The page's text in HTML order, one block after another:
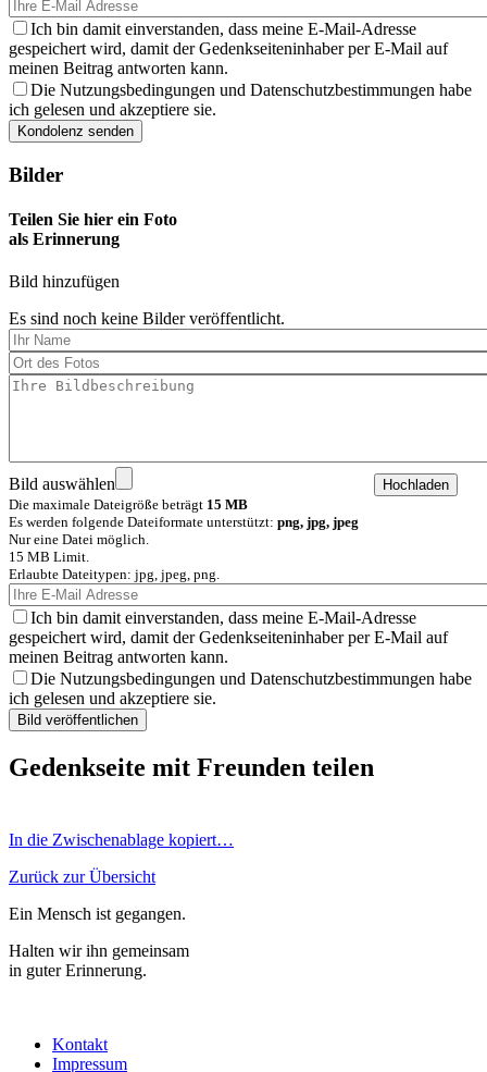
Ich bin damit einverstanden, dass meine E-Mail-Adresse
gespeichert wird, damit der Gedenkseiteninhaber per E-Mail auf
meinen Beitrag antworten kann.
Die Nutzungsbedingungen und Datenschutzbestimmungen habe
ich gelesen und akzeptiere sie.
Bilder
Teilen Sie hier ein Foto
als Erinnerung
Bild hinzufügen
Es sind noch keine Bilder veröffentlicht.
Bild auswählen
Die maximale Dateigröße beträgt 15 MB
Es werden folgende Dateiformate unterstützt: png, jpg, jpeg
Nur eine Datei möglich.
15 MB Limit.
Erlaubte Dateitypen: jpg, jpeg, png.
Ich bin damit einverstanden, dass meine E-Mail-Adresse
gespeichert wird, damit der Gedenkseiteninhaber per E-Mail auf
meinen Beitrag antworten kann.
Die Nutzungsbedingungen und Datenschutzbestimmungen habe
ich gelesen und akzeptiere sie.
Gedenkseite mit Freunden teilen
In die Zwischenablage kopiert…
Zurück zur Übersicht
Ein Mensch ist gegangen.
Halten wir ihn gemeinsam
in guter Erinnerung.
Kontakt
Impressum